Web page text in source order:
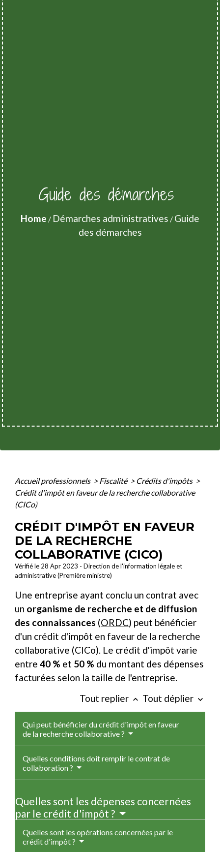
Guide des démarches
Home / Démarches administratives / Guide
des démarches
Accueil professionnels > Fiscalité > Crédits d'impôts >
Crédit d'impôt en faveur de la recherche collaborative
(CICo)
CRÉDIT D'IMPÔT EN FAVEUR
DE LA RECHERCHE
COLLABORATIVE (CICO)
Vérifié le 28 Apr 2023 - Direction de l'information légale et
administrative (Première ministre)
Une entreprise ayant conclu un contrat avec
un organisme de recherche et de diffusion
des connaissances (ORDC) peut bénéficier
d'un crédit d'impôt en faveur de la recherche
collaborative (CICo). Le crédit d'impôt varie
entre 40 % et 50 % du montant des dépenses
facturées selon la taille de l'entreprise.
Tout replier keyboard_arrow_up Tout déplier keyboard_arrow_down
Qui peut bénéficier du crédit d'impôt en faveur
de la recherche collaborative ?
Quelles conditions doit remplir le contrat de
collaboration ?
Quelles sont les dépenses concernées
par le crédit d'impôt ?
Quelles sont les opérations concernées par le
crédit d'impôt ?